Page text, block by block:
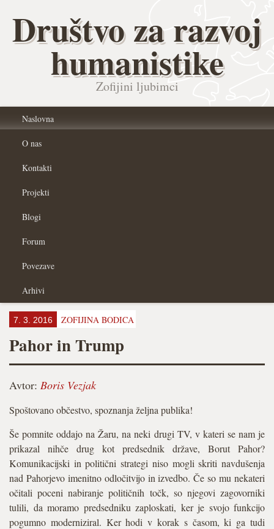
Društvo za razvoj
humanistike
Zofijini ljubimci
Naslovna
O nas
Kontakti
Projekti
Blogi
Forum
Povezave
Arhivi
7. 3. 2016 ZOFIJINA BODICA
Pahor in Trump
Avtor: Boris Vezjak
Spoštovano občestvo, spoznanja željna publika!
Še pomnite oddajo na Žaru, na neki drugi TV, v kateri se nam je
prikazal nihče drug kot predsednik države, Borut Pahor?
Komunikacijski in politični strategi niso mogli skriti navdušenja
nad Pahorjevo imenitno odločitvijo in izvedbo. Če so mu nekateri
očitali poceni nabiranje političnih točk, so njegovi zagovorniki
tulili, da moramo predsedniku zaploskati, ker je svojo funkcijo
pogumno moderniziral. Ker hodi v korak s časom, ki ga tudi